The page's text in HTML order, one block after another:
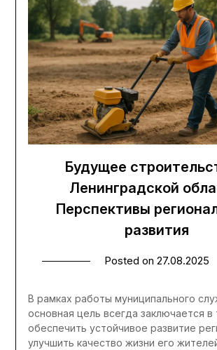
Будущее
Ленинградской
Перспективы
развития
Posted on 27.08.2025
В рамках работы муниципального
основная цель всегда заключается
обеспечить устойчивое развитие
улучшить качество жизни его